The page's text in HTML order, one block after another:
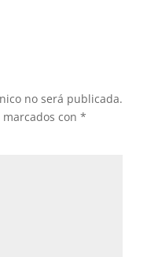
no será publicada.
con *